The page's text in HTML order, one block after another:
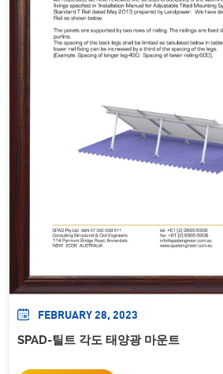
FEBRUARY 28, 2023
SPAD-틸트 각도 태양광 마운트